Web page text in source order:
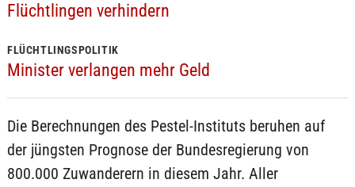
Flüchtlingen verhindern
FLÜCHTLINGSPOLITIK
Minister verlangen mehr Geld
Die Berechnungen des Pestel-Instituts beruhen auf
der jüngsten Prognose der Bundesregierung von
800.000 Zuwanderern in diesem Jahr. Aller